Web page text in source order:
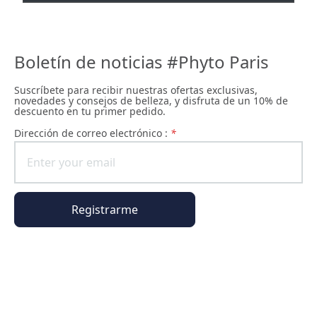
Boletín de noticias #Phyto Paris
Suscríbete para recibir nuestras ofertas exclusivas,
novedades y consejos de belleza, y disfruta de un 10% de
descuento en tu primer pedido.
Dirección de correo electrónico : *
Registrarme